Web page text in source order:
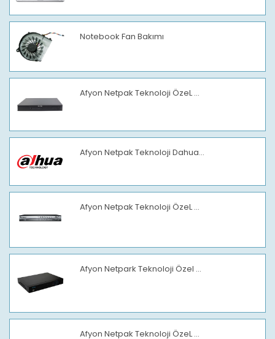
Notebook Fan Bakımı
Afyon Netpak Teknoloji ÖzeL ...
Afyon Netpak Teknoloji Dahua...
Afyon Netpak Teknoloji ÖzeL ...
Afyon Netpark Teknoloji Özel ...
Afyon Netpak Teknoloji ÖzeL ...